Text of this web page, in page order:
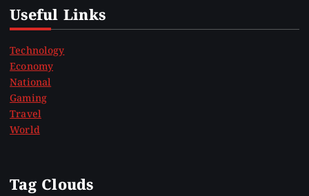
Useful Links
Technology
Economy
National
Gaming
Travel
World
Tag Clouds